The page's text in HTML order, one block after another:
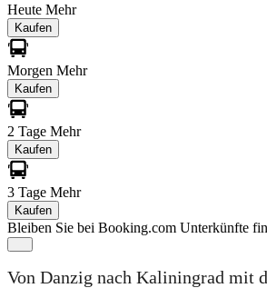
Heute Mehr
Kaufen
Morgen Mehr
Kaufen
2 Tage Mehr
Kaufen
3 Tage Mehr
Kaufen
Bleiben Sie bei Booking.com Unterkünfte
Von Danzig nach Kaliningrad mit